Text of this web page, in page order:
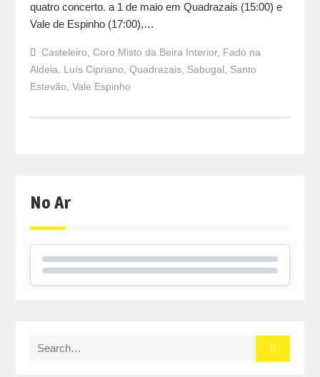
quatro concerto. a 1 de maio em Quadrazais (15:00) e
Vale de Espinho (17:00),…
Casteleiro Coro Misto da Beira Interior, Fado na
Aldeia
Luís Cipriano Quadrazais, Sabugal
Santo
Estevão Vale Espinho
No Ar
Search